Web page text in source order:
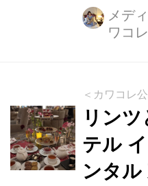
ーホテルブ
したこと
開発エリア
館の高層
た「うめ
いう好アク
でも快適
メデ
ワコ
＜カワコレ
リン
テル
ンタル